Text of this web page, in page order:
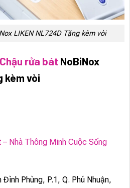
LIKEN NL724D Tặng kèm vòi
Chậu rửa bát NoBiNox
kèm vòi
– Nhà Thông Minh Cuộc Sống
Đình Phùng, P.1, Q. Phú Nhuận,